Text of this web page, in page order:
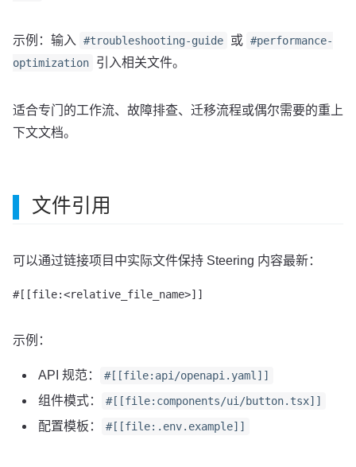
示例：输入 #troubleshooting-guide 或 #performance-
optimization
引入相关文件。
适合专门的工作流、故障排查、迁移流程或偶尔需要的重上
下文文档。
文件引用
可以通过链接项目中实际文件保持 Steering 内容最新：
#[[file:<relative_file_name>]]
示例：
API 规范： #[[file:api/openapi.yaml]]
组件模式： #[[file:components/ui/button.tsx]]
配置模板： #[[file:.env.example]]